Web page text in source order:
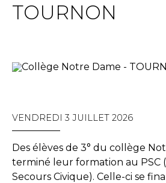
TOURNON
VENDREDI 3 JUILLET 2026
Des élèves de 3° du collège
terminé leur formation au PSC
Secours Civique). Celle-ci se